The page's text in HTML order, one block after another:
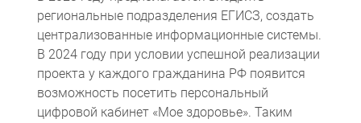
региональные подразделения ЕГИСЗ, создать
централизованные информационные системы.
В 2024 году при условии успешной реализации
проекта у каждого гражданина РФ появится
возможность посетить персональный
цифровой кабинет «Мое здоровье». Таким